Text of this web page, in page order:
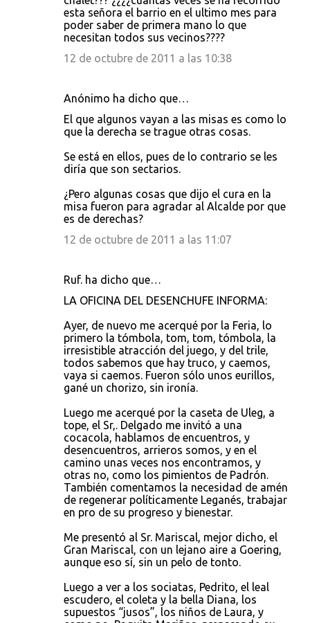
esta señora el barrio en el ultimo mes para
poder saber de primera mano lo que
necesitan todos sus vecinos????
12 de octubre de 2011 a las 10:38
Anónimo ha dicho que…
El que algunos vayan a las misas es como lo
que la derecha se trague otras cosas.
Se está en ellos, pues de lo contrario se les
diría que son sectarios.
¿Pero algunas cosas que dijo el cura en la
misa fueron para agradar al Alcalde por que
es de derechas?
12 de octubre de 2011 a las 11:07
Ruf. ha dicho que…
LA OFICINA DEL DESENCHUFE INFORMA:
Ayer, de nuevo me acerqué por la Feria, lo
primero la tómbola, tom, tom, tómbola, la
irresistible atracción del juego, y del trile,
todos sabemos que hay truco, y caemos,
vaya si caemos. Fueron sólo unos eurillos,
gané un chorizo, sin ironía.
Luego me acerqué por la caseta de Uleg, a
tope, el Sr,. Delgado me invitó a una
cocacola, hablamos de encuentros, y
desencuentros, arrieros somos, y en el
camino unas veces nos encontramos, y
otras no, como los pimientos de Padrón.
También comentamos la necesidad de amén
de regenerar políticamente Leganés, trabajar
en pro de su progreso y bienestar.
Me presentó al Sr. Mariscal, mejor dicho, el
Gran Mariscal, con un lejano aire a Goering,
aunque eso sí, sin un pelo de tonto.
Luego a ver a los sociatas, Pedrito, el leal
escudero, el coleta y la bella Diana, los
supuestos “jusos”, los niños de Laura, y